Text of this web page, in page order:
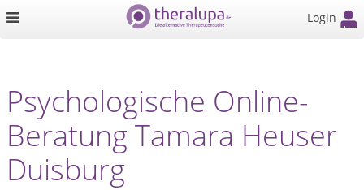
Login
Psychologische Online-
Beratung Tamara Heuser
Duisburg